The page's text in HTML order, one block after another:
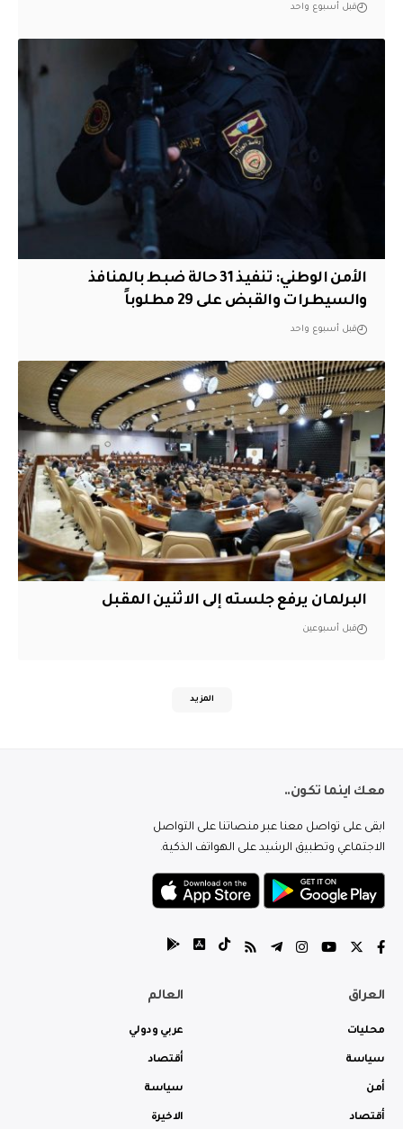
قبل أسبوع واحد
الأمن الوطني: تنفيذ 31 حالة ضبط بالمنافذ
والسيطرات والقبض على 29 مطلوباً
قبل أسبوع واحد
البرلمان يرفع جلسته إلى الاثنين المقبل
قبل أسبوعين
المزيد
معك اينما تكون..
ابقى على تواصل معنا عبر منصاتنا على التواصل
الاجتماعي وتطبيق الرشيد على الهواتف الذكية.
العراق
محليات
سياسة
أمن
أقتصاد
العالم
عربي ودولي
أقتصاد
سياسة
الاخيرة